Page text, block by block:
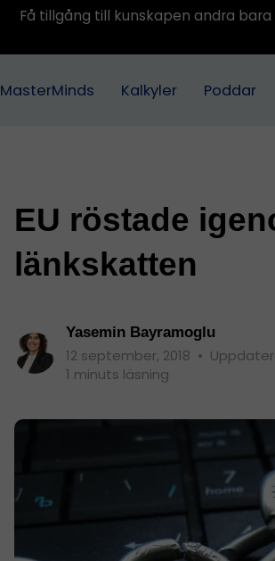
Få tillgång till kunskapen andra
MasterMinds Kalkyler Poddar
EU röstade
länkskatten
Yasemin Bayramoglu
12 september, 2018 •
1 minuts läsning